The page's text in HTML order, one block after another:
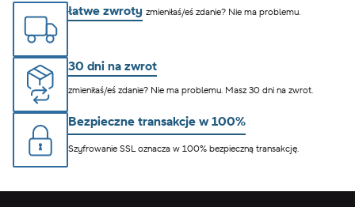
łatwe zwroty zmieniłaś/eś zdanie? Nie ma problemu.
30 dni na zwrot
zmieniłaś/eś zdanie? Nie ma problemu. Masz 30 dni na zwrot.
Bezpieczne transakcje w 100%
Szyfrowanie SSL oznacza w 100% bezpieczną transakcję.